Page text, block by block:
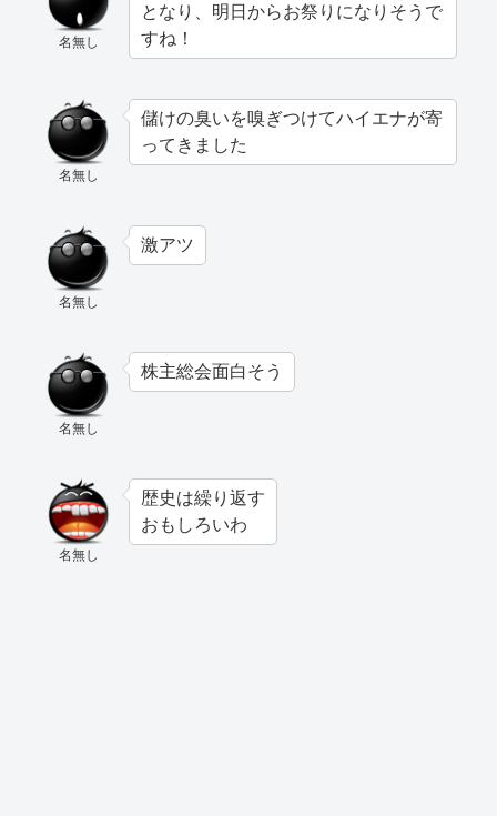
名無し
となり、明日からお祭りになりそうで
すね！
名無し
儲けの臭いを嗅ぎつけてハイエナが寄
ってきました
名無し
激アツ
名無し
株主総会面白そう
名無し
歴史は繰り返す
おもしろいわ